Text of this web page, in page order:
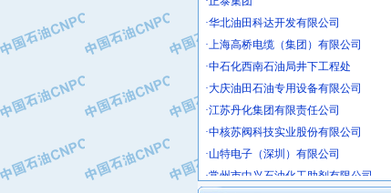
·华北油田科达开发有限公司
·上海高桥电缆（集团）有限公司
·中石化西南石油局井下工程处
·大庆油田石油专用设备有限公司
·江苏丹化集团有限责任公司
·中核苏阀科技实业股份有限公司
·山特电子（深圳）有限公司
·常州市中兴石油化工助剂有限公司
·姜堰市三联助剂有限公司